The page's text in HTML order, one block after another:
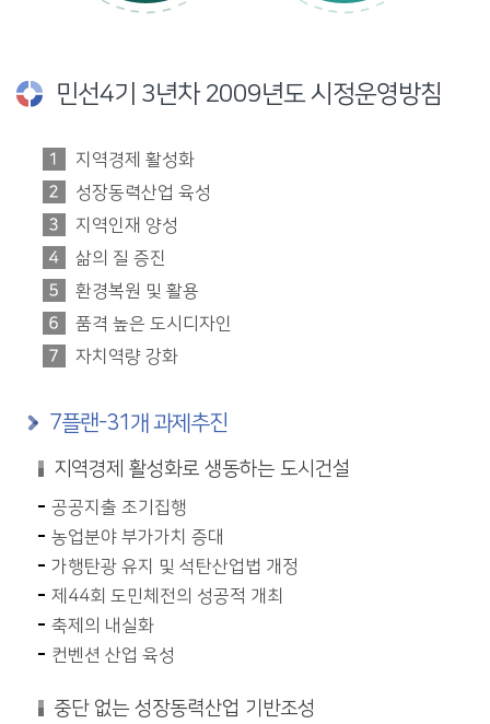
민선4기 3년차 2009년도 시정운영방침
지역경제 활성화
성장동력산업 육성
지역인재 양성
삶의 질 증진
환경복원 및 활용
품격 높은 도시디자인
자치역량 강화
7플랜-31개 과제추진
지역경제 활성화로 생동하는 도시건설
공공지출 조기집행
농업분야 부가가치 증대
가행탄광 유지 및 석탄산업법 개정
제44회 도민체전의 성공적 개최
축제의 내실화
컨벤션 산업 육성
중단 없는 성장동력산업 기반조성